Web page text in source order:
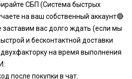
СБП (Система быстрых
на ваш собственный аккаунт🔴
вас долго ждать (если мы
и бесконтактной доставки
на время выполнения
после покупки в чат.